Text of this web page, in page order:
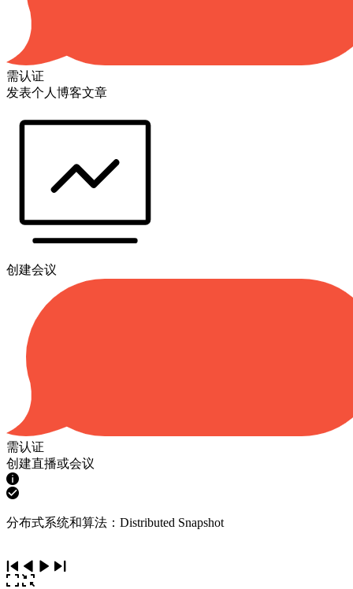
需认证
发表个人博客文章
创建会议
需认证
创建直播或会议
分布式系统和算法：Distributed Snapshot